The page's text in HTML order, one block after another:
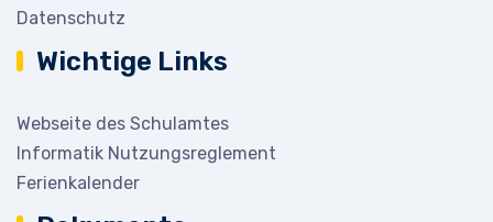
Datenschutz
Wichtige Links
Webseite des Schulamtes
Informatik Nutzungsreglement
Ferienkalender